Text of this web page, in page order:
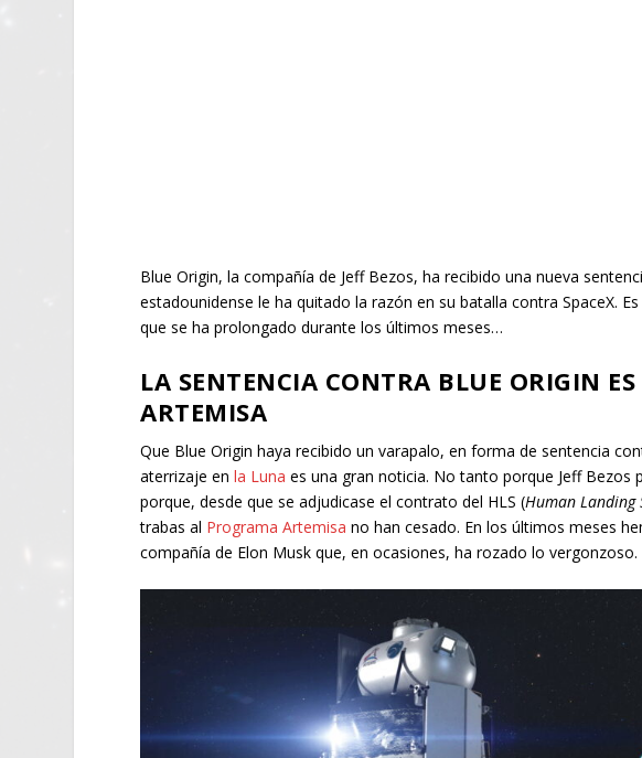
Blue Origin, la compañía de Jeff Bezos, ha recibido una nueva
estadounidense le ha quitado la razón en su batalla contra SpaceX.
que se ha prolongado durante los últimos meses…
LA SENTENCIA CONTRA BLUE ORIGIN
ARTEMISA
Que Blue Origin haya recibido un varapalo, en forma de sentencia
aterrizaje enla Luna es una gran noticia. No tanto porque Jeff
porque, desde que se adjudicase el contrato del HLS (Human Landing
trabas al Programa Artemisa no han cesado. En los últimos meses
compañía de Elon Musk que, en ocasiones, ha rozado lo vergonzoso.